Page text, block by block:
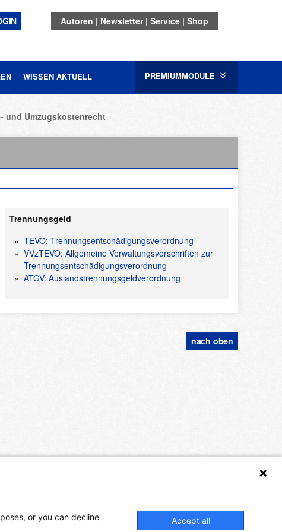
Autoren Newsletter Service Shop
WISSEN AKTUELL PREMIUMMODULE
und Umzugskostenrecht
Trennungsgeld
TEVO: Trennungsentschädigungsverordnung
VVzTEVO: Allgemeine Verwaltungsvorschriften zur
Trennungsentschädigungsverordnung
ATGV: Auslandstrennungsgeldverordnung
nach oben
or you can decline
Accept all